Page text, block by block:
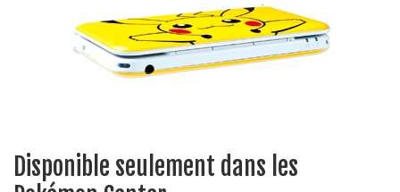
Disponible seulement dans les